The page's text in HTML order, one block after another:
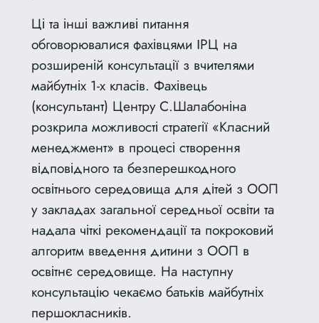
Ці та інші важливі питання
обговорювалися фахівцями ІРЦ на
розширеній консультації з вчителями
майбутніх 1-х класів. Фахівець
(консультант) Центру С.Шалабоніна
розкрила можливості стратегії «Класний
менеджмент» в процесі створення
відповідного та безперешкодного
освітнього середовища для дітей з ООП
у закладах загальної середньої освіти та
надала чіткі рекомендації та покроковий
алгоритм введення дитини з ООП в
освітнє середовище. На наступну
консультацію чекаємо батьків майбутніх
першокласників.